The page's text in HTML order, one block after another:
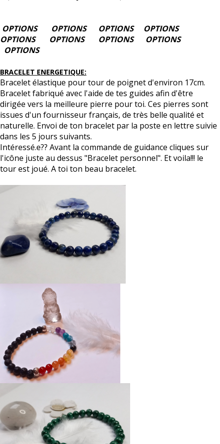
OPTIONS
OPTIONS OPTIONS OPTIONS
OPTIONS OPTIONS OPTIONS OPTIONS
OPTIONS
BRACELET ENERGETIQUE:
Bracelet élastique pour tour de poignet d'environ 17cm.
Bracelet fabriqué avec l'aide de tes guides afin d'être
dirigée vers la meilleure pierre pour toi. Ces pierres sont
issues d'un fournisseur français, de très belle qualité et
naturelle. Envoi de ton bracelet par la poste en lettre suivie
dans les 5 jours suivants.
Intéressé.e?? Avant la commande de guidance cliques sur
l'icône juste au dessus "Bracelet personnel". Et voila!!! le
tour est joué. A toi ton beau bracelet.